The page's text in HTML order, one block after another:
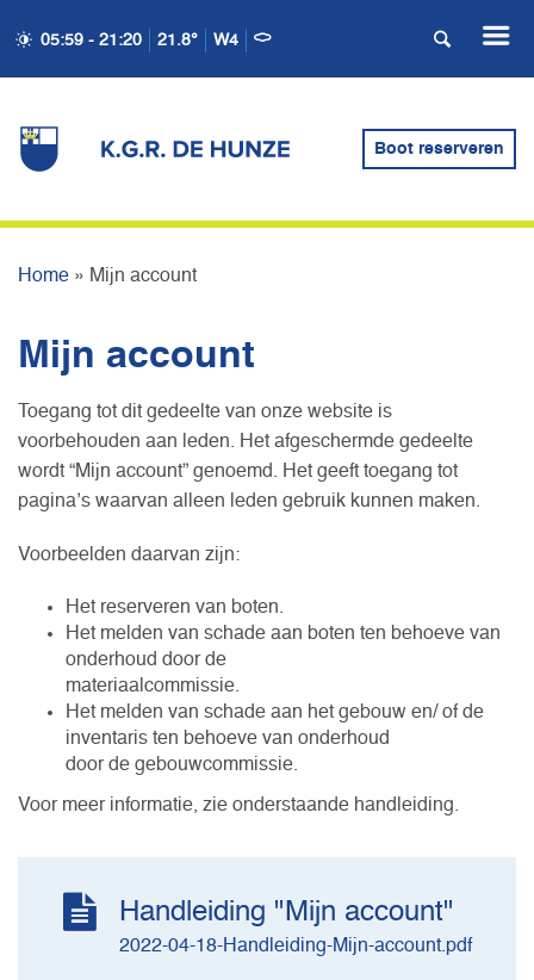
05:59 - 21:20 21.8° W4
Boot reserveren
Home » Mijn account
Mijn account
Toegang tot dit gedeelte van onze website is
voorbehouden aan leden. Het afgeschermde gedeelte
wordt “Mijn account” genoemd. Het geeft toegang tot
pagina’s waarvan alleen leden gebruik kunnen maken.
Voorbeelden daarvan zijn:
Het reserveren van boten.
Het melden van schade aan boten ten behoeve van
onderhoud door de
materiaalcommissie.
Het melden van schade aan het gebouw en/ of de
inventaris ten behoeve van onderhoud
door de gebouwcommissie.
Voor meer informatie, zie onderstaande handleiding.
Handleiding "Mijn account"
2022-04-18-Handleiding-Mijn-account.pdf